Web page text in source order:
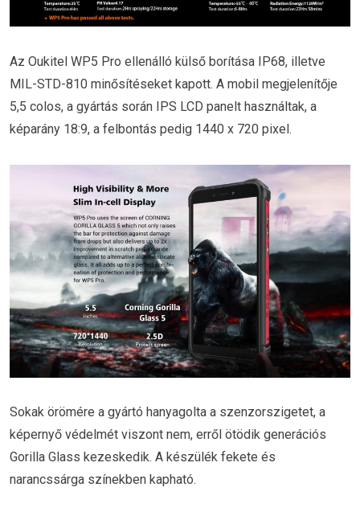
Az Oukitel WP5 Pro ellenálló külső borítása IP68, illetve
MIL-STD-810 minősítéseket kapott. A mobil megjelenítője
5,5 colos, a gyártás során IPS LCD panelt használtak, a
képarány 18:9, a felbontás pedig 1440 x 720 pixel.
Sokak örömére a gyártó hanyagolta a szenzorszigetet, a
képernyő védelmét viszont nem, erről ötödik generációs
Gorilla Glass kezeskedik. A készülék fekete és
narancssárga színekben kapható.